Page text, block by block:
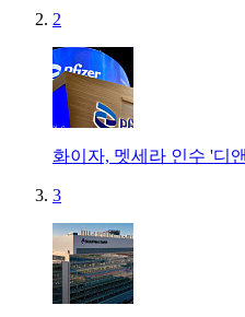
2
화이자, 멧세라 인수 '디
3